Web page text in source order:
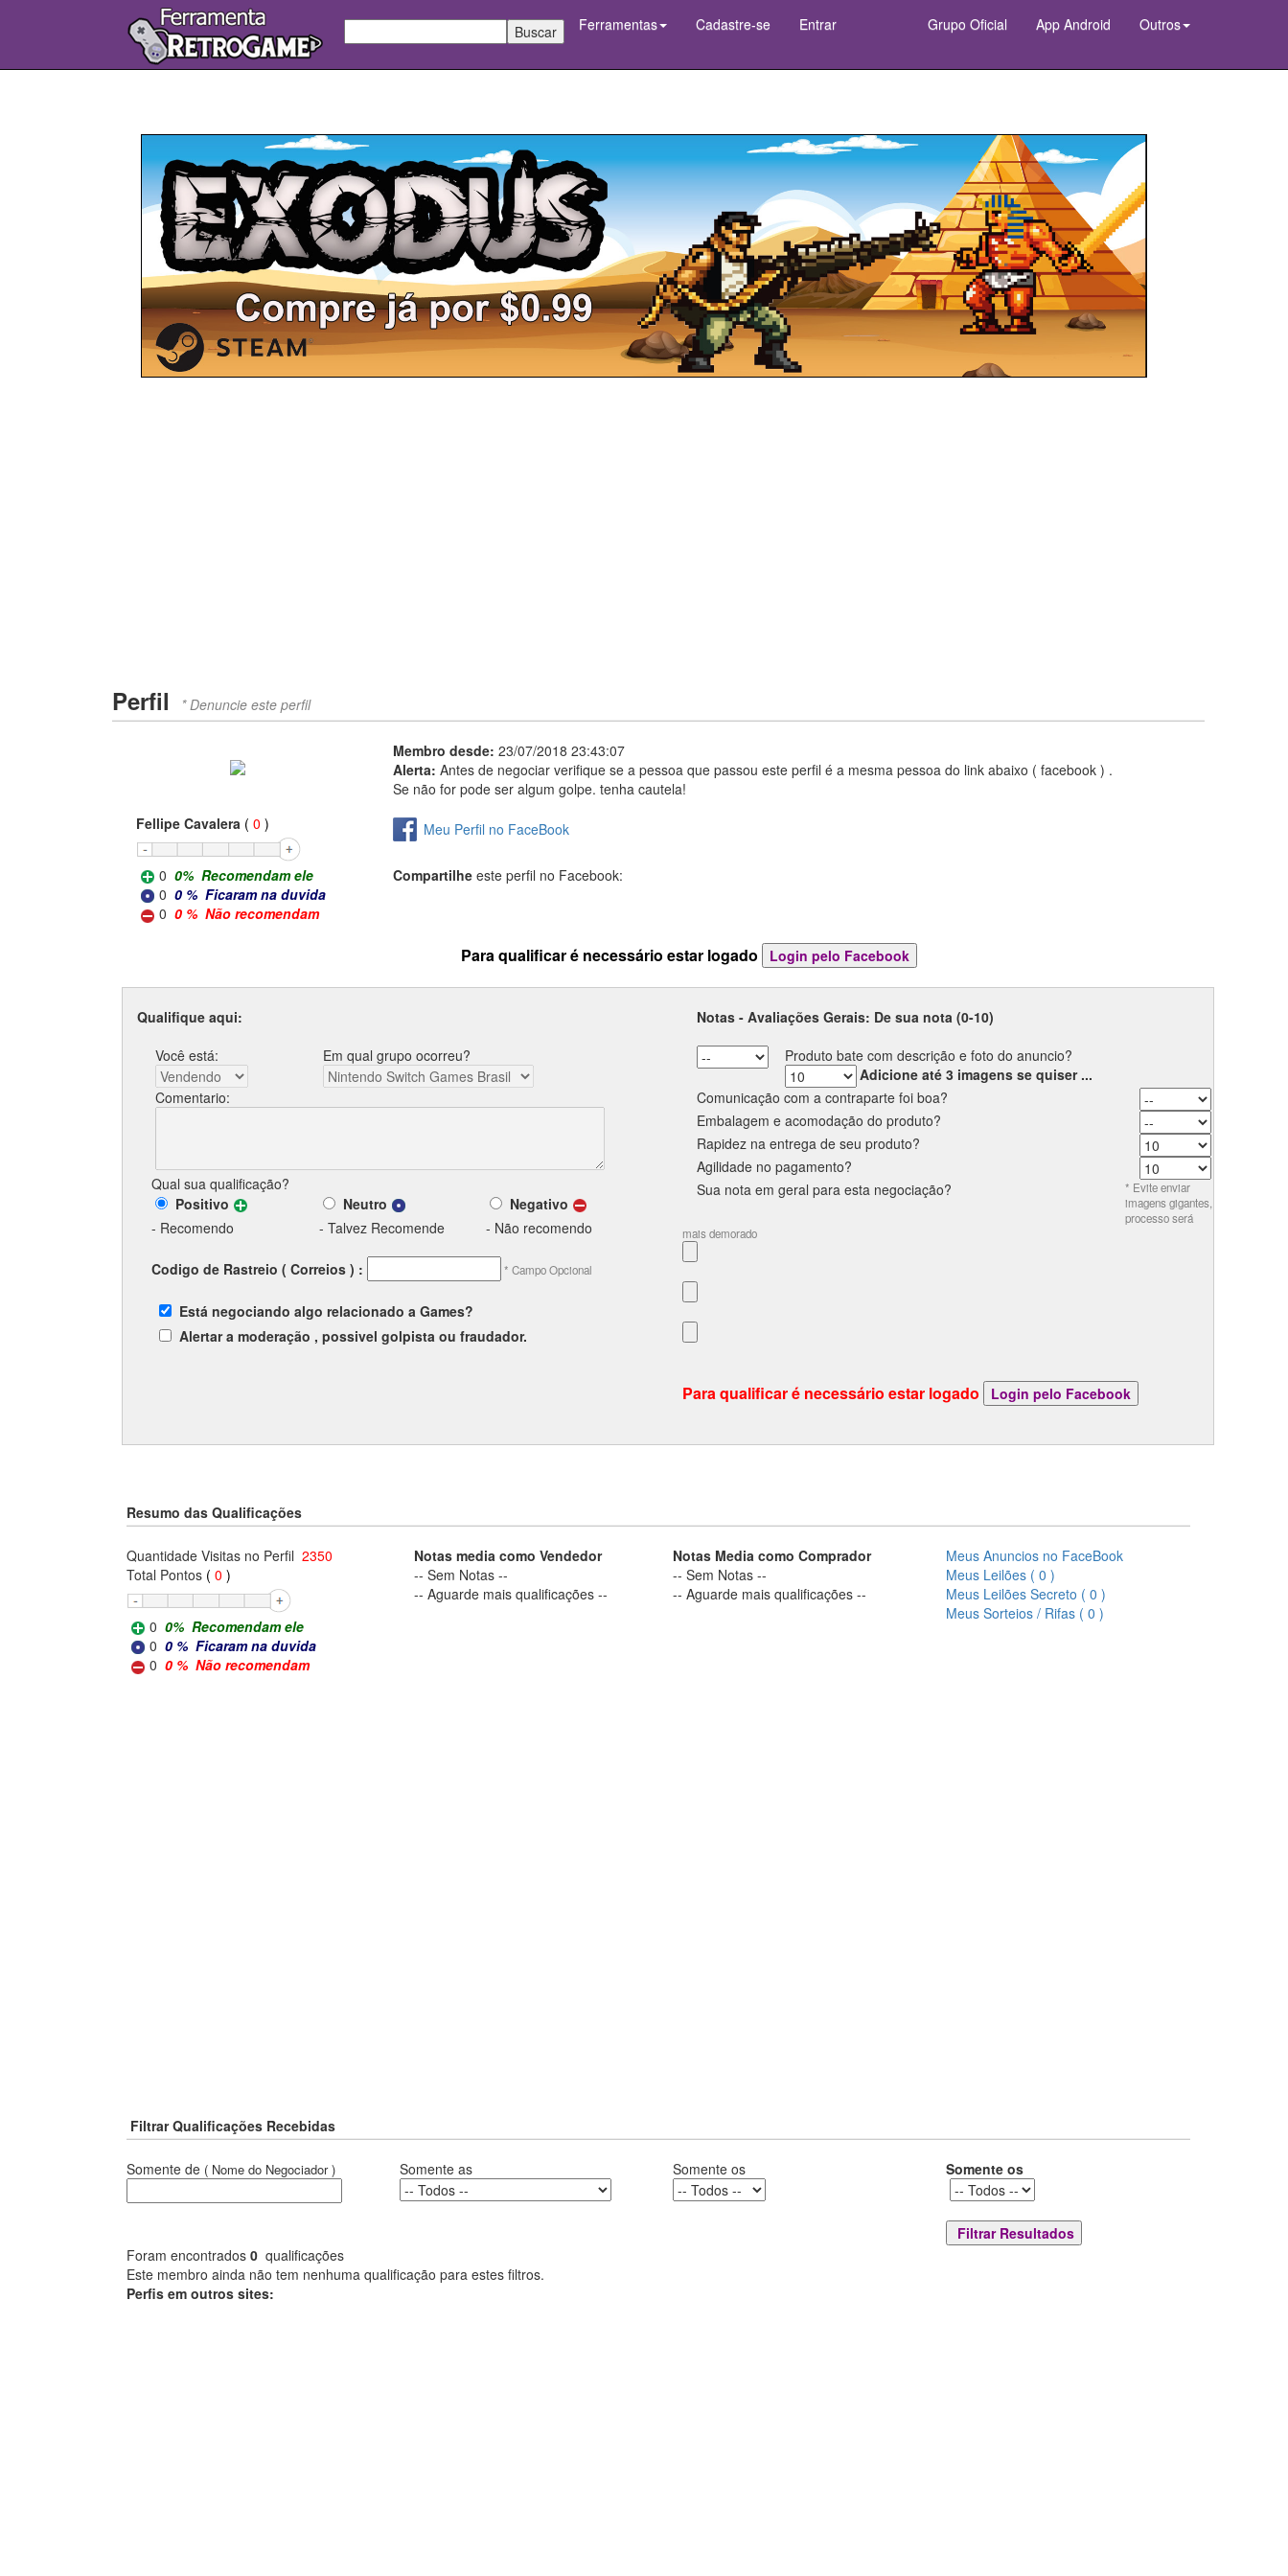
Ferramentas Cadastre-se Entrar Grupo Oficial App Android Outros
Perfil * Denuncie este perfil
Fellipe Cavalera ( 0 )
0 0% Recomendam ele
0 0 % Ficaram na duvida
0 0 % Não recomendam
Membro desde: 23/07/2018 23:43:07
Alerta: Antes de negociar verifique se a pessoa que passou este perfil é a mesma pessoa do link abaixo ( facebook ) .
Se não for pode ser algum golpe. tenha cautela!
Meu Perfil no FaceBook
Compartilheeste perfil no Facebook:
Para qualificar é necessário estar logado
Qualifique aqui:
Você está:
Em qual grupo ocorreu?
Comentario:
Qual sua qualificação?
Positivo
- Recomendo
Neutro
- Talvez Recomende
Negativo
- Não recomendo
Codigo de Rastreio ( Correios ) : * Campo Opcional
Está negociando algo relacionado a Games?
Alertar a moderação , possivel golpista ou fraudador.
Notas - Avaliações Gerais: De sua nota (0-10)
Produto bate com descrição e foto do anuncio?
Comunicação com a contraparte foi boa?
Embalagem e acomodação do produto?
Rapidez na entrega de seu produto?
Agilidade no pagamento?
Sua nota em geral para esta negociação?
Adicione até 3 imagens se quiser ...
* Evite enviar
imagens gigantes,
processo será
mais demorado
Para qualificar é necessário estar logado
Resumo das Qualificações
Quantidade Visitas no Perfil 2350
Total Pontos ( 0 )
0 0% Recomendam ele
0 0 % Ficaram na duvida
0 0 % Não recomendam
Notas media como Vendedor
-- Sem Notas --
-- Aguarde mais qualificações --
Notas Media como Comprador
-- Sem Notas --
-- Aguarde mais qualificações --
Meus Anuncios no FaceBook
Meus Leilões ( 0 )
Meus Leilões Secreto ( 0 )
Meus Sorteios / Rifas ( 0 )
Filtrar Qualificações Recebidas
Somente de ( Nome do Negociador ) Somente as Somente os Somente os
Foram encontrados 0 qualificações
Este membro ainda não tem nenhuma qualificação para estes filtros.
Perfis em outros sites: